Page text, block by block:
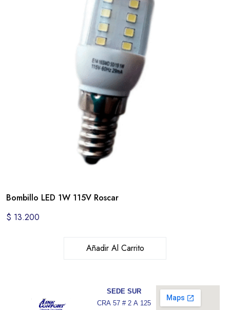
Bombillo LED 1W 115V Roscar
$ 13.200
Añadir Al Carrito
SEDE SUR
CRA 57 # 2 A 125